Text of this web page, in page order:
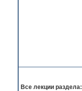
Все лекции раздела: